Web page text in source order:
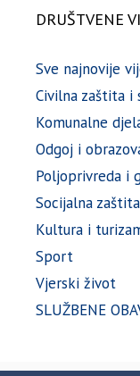
DRUŠTVENE
Sve najnovije
Civilna zaštita i
Komunalne
Odgoj i
Poljoprivreda i
Socijalna zaštita
Kultura i
Sport
Vjerski život
SLUŽBENE